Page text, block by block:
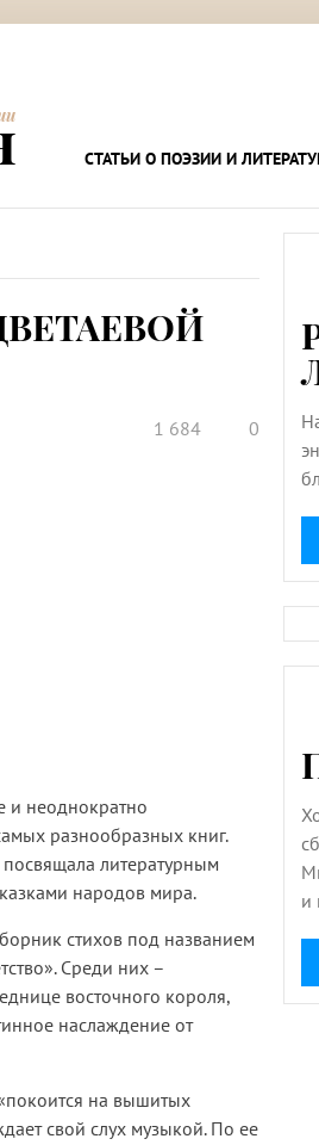
СТАТЬИ О ПОЭЗИИ И
1 684 0
и неоднократно
разнообразных книг.
литературным
народов мира.
стихов под названием
Среди них –
восточного короля,
наслаждение от
на вышитых
свой слух музыкой. По ее
и